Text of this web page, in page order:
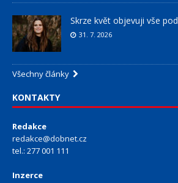
Skrze květ objevuji vše
31. 7. 2026
Všechny články
KONTAKTY
Redakce
redakce@dobnet.cz
tel.: 277 001 111
Inzerce